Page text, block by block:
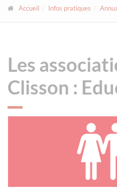
Accueil Infos pratiques
Les
Clisson :